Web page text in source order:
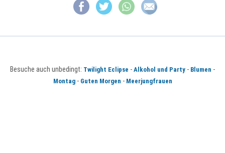
Besuche auch unbedingt: Twilight Eclipse - Alkohol und Party - Blumen -
Montag- Guten Morgen - Meerjungfrauen